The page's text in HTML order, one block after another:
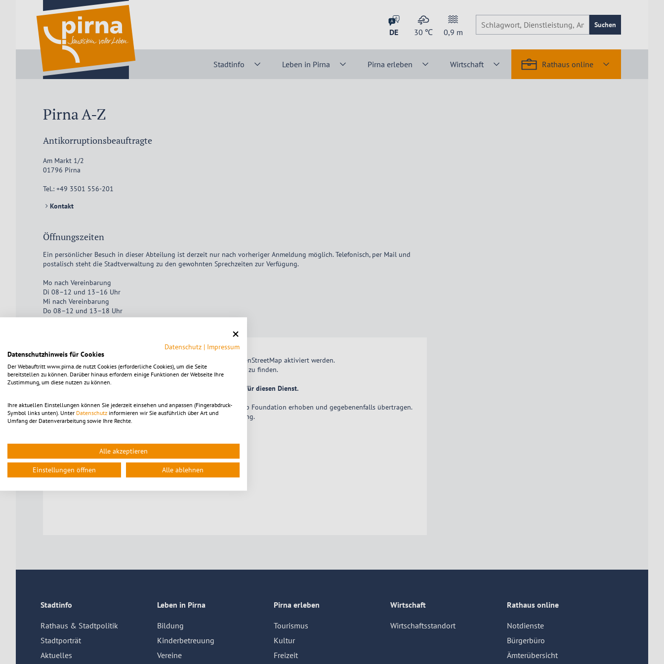
DE 30 ℃ 0,9 m
Suchen
Stadtinfo Leben in Pirna Pirna erleben Wirtschaft Rathaus online
Pirna A-Z
Antikorruptionsbeauftragte
Am Markt 1/2
01796 Pirna
Tel.:+49 3501 556-201
Kontakt
Öffnungszeiten
Ein persönlicher Besuch in dieser Abteilung ist derzeit nur nach vorheriger Anmeldung möglich. Telefonisch, per Mail und
postalisch steht die Stadtverwaltung zu den gewohnten Sprechzeiten zur Verfügung.
Mo nach Vereinbarung
Di 08–12 und 13–16 Uhr
Mi nach Vereinbarung
Do 08–12 und 13–18 Uhr
Fr nach Vereinbarung
Um die Karte ansehen zu können, muss die Dienstleistung OpenStreetMapaktiviert werden.
Die Einstellungen sind alternativ in der Kategorie "Funktional" zu finden.
Mit dem Klick auf diesen Hinweistext akzeptieren Sie Cookies für diesen Dienst.
Nach Aktivierung der Karte werden Daten von Open Street Map Foundation erhoben und gegebenenfalls übertragen.
Bitte beachten Sie die Hinweise in unserer Datenschutzerklärung.
Stadtinfo
Rathaus & Stadtpolitik
Stadtporträt
Aktuelles
Leben in Pirna
Bildung
Kinderbetreuung
Vereine
Pirna erleben
Tourismus
Kultur
Freizeit
Wirtschaft
Wirtschaftsstandort
Rathaus online
Notdienste
Bürgerbüro
Ämterübersicht
Datenschutz | Impressum
Datenschutzhinweis für Cookies
Der Webauftritt www.pirna.de nutzt Cookies (erforderliche Cookies), um die Seite
bereitstellen zu können. Darüber hinaus erfordern einige Funktionen der Webseite Ihre
Zustimmung, um diese nutzen zu können.
Ihre aktuellen Einstellungen können Sie jederzeit einsehen und anpassen (Fingerabdruck-
Symbol links unten). Unter Datenschutz informieren wir Sie ausführlich über Art und
Umfang der Datenverarbeitung sowie Ihre Rechte.
Alle akzeptieren
Einstellungen öffnen Alle ablehnen